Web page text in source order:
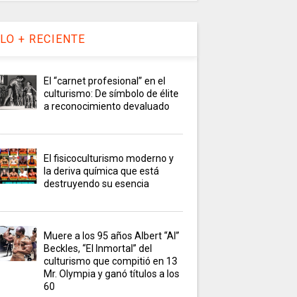
LO + RECIENTE
El “carnet profesional” en el
culturismo: De símbolo de élite
a reconocimiento devaluado
El fisicoculturismo moderno y
la deriva química que está
destruyendo su esencia
Muere a los 95 años Albert “Al”
Beckles, “El Inmortal” del
culturismo que compitió en 13
Mr. Olympia y ganó títulos a los
60